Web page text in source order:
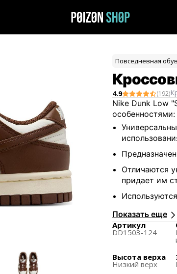
Повседневная
4.9 (192)
Nike Dunk Low
особенностями:
Отличаются
придает им
Подходят
поддержку
стилями
Показать еще
Артикул
DD1503-124
Высота верха
Низкий верх